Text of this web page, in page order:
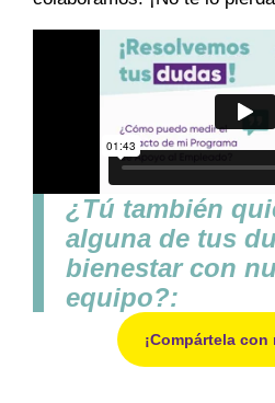
¿Tú también
alguna de tus
bienestar con
equipo?:
¡Compártela